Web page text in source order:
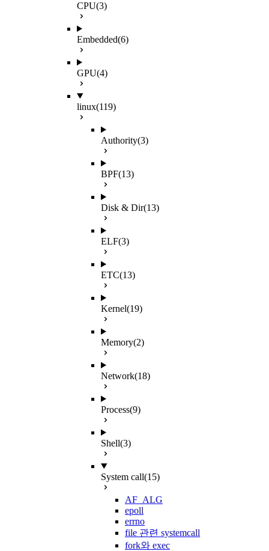
CPU(3)
Embedded(6)
GPU(4)
linux(119)
Authority(3)
BPF(13)
Disk & Dir(13)
ELF(3)
ETC(13)
Kernel(19)
Memory(2)
Network(18)
Process(9)
Shell(3)
System call(15)
AF_ALG
epoll
errno
file 관련 systemcall
fork와 exec